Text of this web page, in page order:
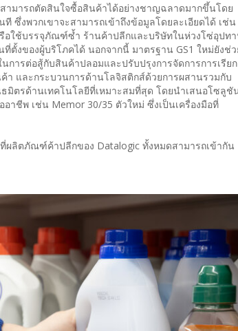
ามารถตัดสินใจซื้อสินค้าได้อย่างชาญฉลาดมากขึ้นโดย
ซึ่งพวกเขาจะสามารถเข้าถึงข้อมูลโดยละเอียดได้ เช่น
ใช้บรรจุภัณฑ์ซ้ำ ร้านค้าปลีกและบริษัทในห่วงโซ่อุปท
ตั้งของผู้บริโภคได้ นอกจากนี้ มาตรฐาน GS1 ใหม่ยังช่ว
ารต่อสู้กับสินค้าปลอมและปรับปรุงการจัดการการเรียก
า และกระบวนการด้านโลจิสติกส์ด้วยการผสานรวมกับ
มิตรด้านเทคโนโลยีที่เหมาะสมที่สุด โดยนำเสนอโซลูชั
าชีพ เช่น Memor 30/35 ตัวใหม่ ซึ่งเป็นเครื่องมือที่
ผลิตภัณฑ์ค้าปลีกของ Datalogic ทั้งหมดสามารถเข้ากัน